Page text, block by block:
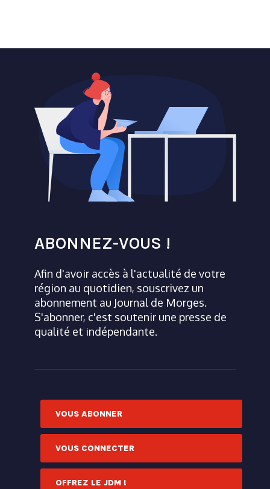
ABONNEZ-VOUS !
Afin d'avoir accès à l'actualité de votre
région au quotidien, souscrivez un
abonnement au Journal de Morges.
S'abonner, c'est soutenir une presse de
qualité et indépendante.
VOUS ABONNER
VOUS CONNECTER
OFFREZ LE JDM !